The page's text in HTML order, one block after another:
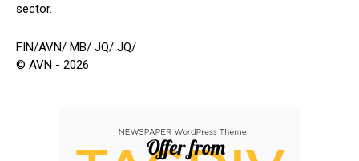
sector.
FIN/AVN/ MB/ JQ/ JQ/
© AVN - 2026